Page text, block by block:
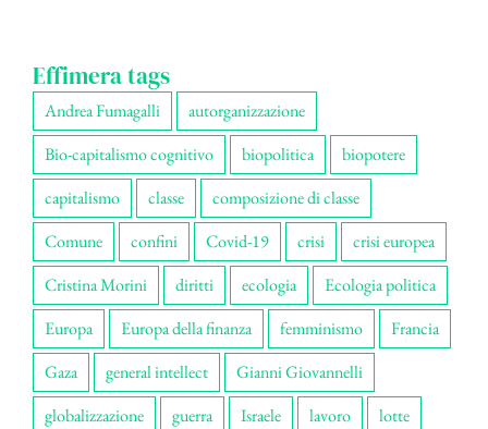
Effimera tags
Andrea Fumagalli
autorganizzazione
Bio-capitalismo cognitivo
biopolitica
biopotere
capitalismo
classe
composizione di classe
Comune
confini Covid-19 crisi
crisi europea
Cristina Morini
diritti ecologia
Ecologia politica
Europa
Europa della finanza femminismo
Francia
Gaza
general intellect
Gianni Giovannelli
globalizzazione
guerra Israele lavoro
lotte